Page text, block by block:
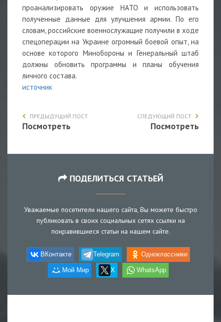
проанализировать оружие НАТО и использовать
полученные данные для улучшения армии. По его
словам, российские военнослужащие получили в ходе
спецоперации на Украине огромный боевой опыт, на
основе которого Минобороны и Генеральный штаб
должны обновить программы и планы обучения
личного состава.
источник
ПРЕДЫДУЩИЙ ПОСТ
Посмотреть
СЛЕДУЮЩИЙ ПОСТ
Посмотреть
ПОДЕЛИТЬСЯ СТАТЬЕЙ
Уважаемые посетители нашего сайта, Вы можете быстро
публиковать в своих социальных сетях ссылки на
понравившиеся статьи на нашем сайте.
ВКонтакте Telegram Одноклассники
Мой Мир X WhatsApp